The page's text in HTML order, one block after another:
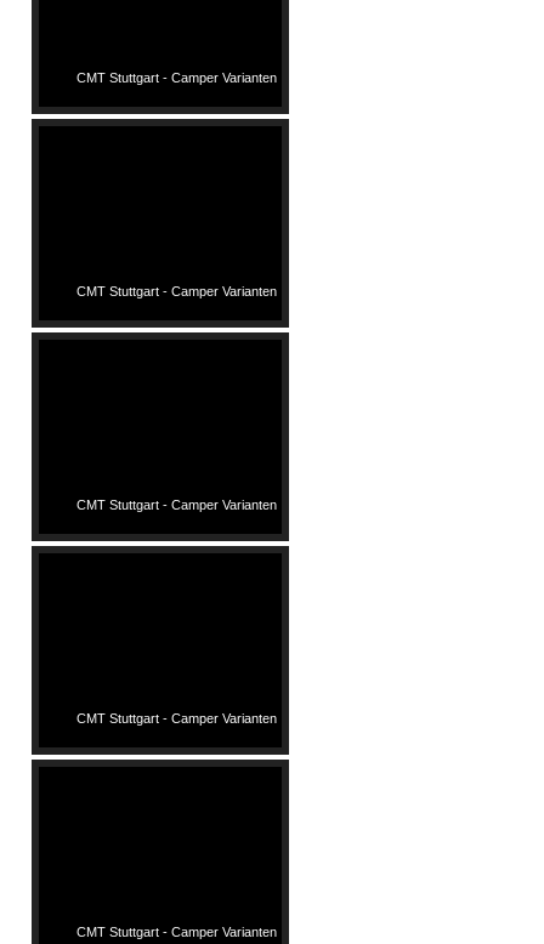
CMT Stuttgart - Camper Varianten
CMT Stuttgart - Camper Varianten
CMT Stuttgart - Camper Varianten
CMT Stuttgart - Camper Varianten
CMT Stuttgart - Camper Varianten